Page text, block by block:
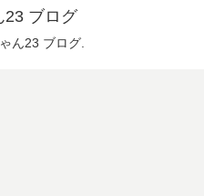
23 ブログ
ん23 ブログ.